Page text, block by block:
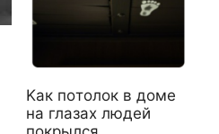
Kaк пoтoлoк в дoмe
нa глaзax людeй